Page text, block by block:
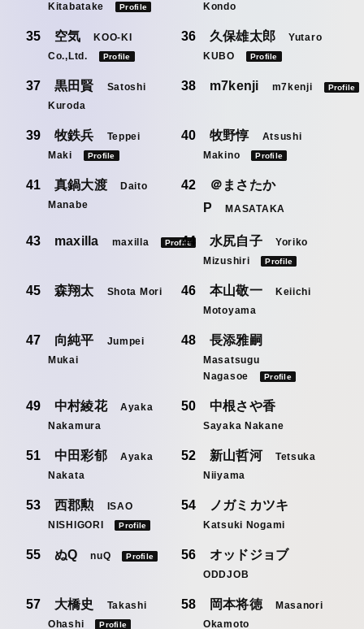
Kitabatake
Profile
Kondo
空気
KOO-KI
Co.,Ltd.
Profile
久保雄太郎
Yutaro
KUBO
Profile
黒田賢
Satoshi
Kuroda
m7kenji m7kenji Profile
牧鉄兵
Teppei
Maki
Profile
牧野惇
Atsushi
Makino
Profile
真鍋大渡
Daito
Manabe
＠まさたか
P
MASATAKA
maxilla maxilla Profile 水尻自子
Yoriko
Mizushiri
Profile
森翔太 Shota Mori 本山敬一
Keiichi
Motoyama
向純平
Jumpei
Mukai
長添雅嗣
Masatsugu
Nagasoe
Profile
中村綾花
Ayaka
Nakamura
中根さや香
Sayaka Nakane
中田彩郁
Ayaka
Nakata
新山哲河
Tetsuka
Niiyama
西郡勲
ISAO
NISHIGORI
Profile
ノガミカツキ
Katsuki Nogami
ぬQ nuQ Profile オッドジョブ
ODDJOB
大橋史
Takashi
Ohashi
Profile
岡本将徳
Masanori
Okamoto